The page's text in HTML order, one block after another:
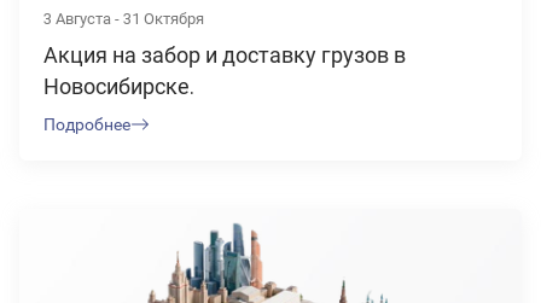
3 Августа - 31 Октября
Акция на забор и доставку грузов в
Новосибирске.
Подробнее